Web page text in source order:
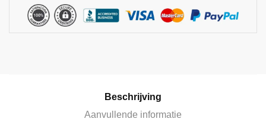
Beschrijving
Aanvullende informatie